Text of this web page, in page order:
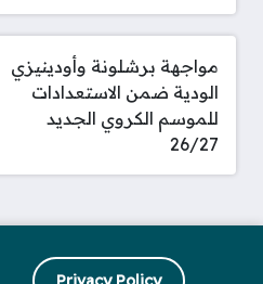
مواجهة برشلونة وأودينيزي
الودية ضمن الاستعدادات
للموسم الكروي الجديد
26/27